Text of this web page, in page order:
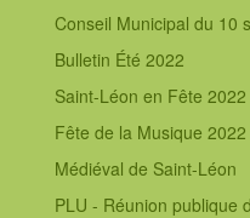
Conseil Municipal du 10
Bulletin Été 2022
Saint-Léon en Fête 2022
Fête de la Musique 2022
Médiéval de Saint-Léon
PLU - Réunion publique